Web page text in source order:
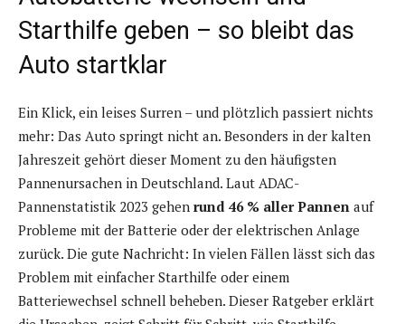
Starthilfe geben – so bleibt das
Auto startklar
Ein Klick, ein leises Surren – und plötzlich passiert nichts
mehr: Das Auto springt nicht an. Besonders in der kalten
Jahreszeit gehört dieser Moment zu den häufigsten
Pannenursachen in Deutschland. Laut ADAC-
Pannenstatistik 2023 gehen rund 46 % aller Pannen auf
Probleme mit der Batterie oder der elektrischen Anlage
zurück. Die gute Nachricht: In vielen Fällen lässt sich das
Problem mit einfacher Starthilfe oder einem
Batteriewechsel schnell beheben. Dieser Ratgeber erklärt